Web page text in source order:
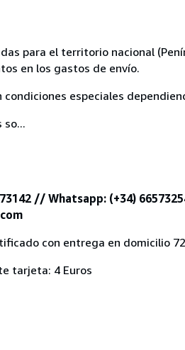
para el territorio nacional
en los gastos de envío.
especiales
so...
// Whatsapp: (+34)
con entrega en domicilio
tarjeta: 4 Euros